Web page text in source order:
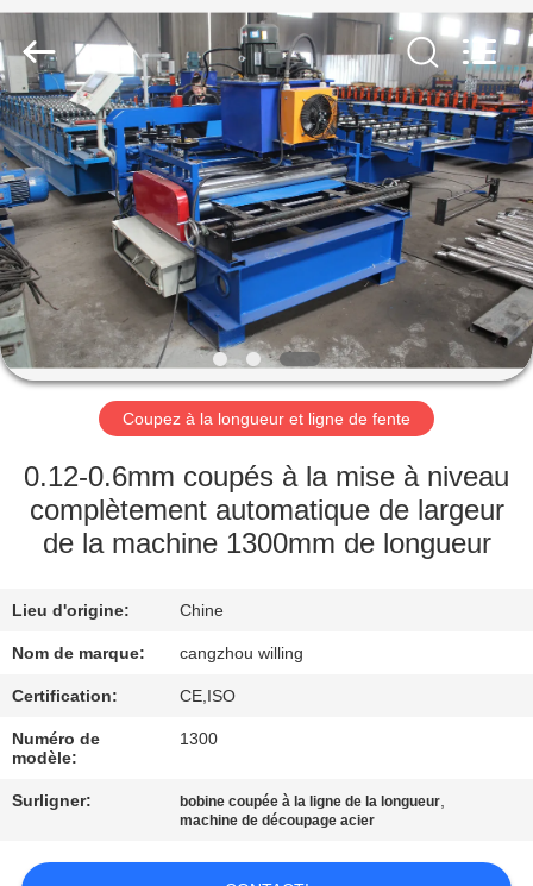
À
LA
MAISON
PRODUITS
À
PROPOS
NOUS
VISITE
L'USINE
CONTRÔLE
DE
QUALITÉ
International
Trading
Co.,
Ltd.
All
Rights
Reserved.
Coupez à la longueur et ligne de fente
0.12-0.6mm coupés à la mise à niveau
complètement automatique de largeur
de la machine 1300mm de longueur
Lieu d'origine: Chine
Nom de marque: cangzhou willing
Certification: CE,ISO
Numéro de
modèle:
1300
Surligner: bobine coupée à la ligne de la longueur,
machine de découpage acier